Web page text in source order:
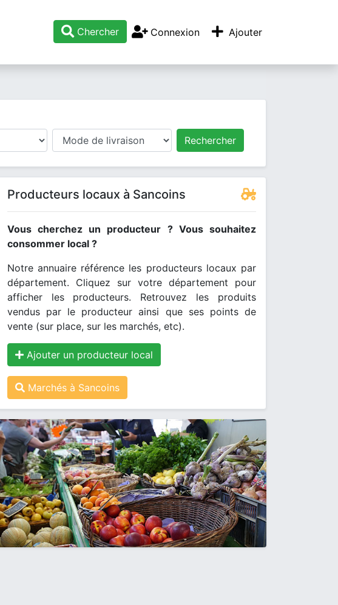
Chercher Connexion Ajouter
Rechercher
Producteurs locaux à Sancoins
Vous cherchez un producteur ? Vous souhaitez
consommer local ?
Notre annuaire référence les producteurs locaux par
département. Cliquez sur votre département pour
afficher les producteurs. Retrouvez les produits
vendus par le producteur ainsi que ses points de
vente (sur place, sur les marchés, etc).
Ajouter un producteur local
Marchés à Sancoins